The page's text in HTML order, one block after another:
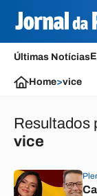
Últimas Notícias
Home>vice
Resultados
vice